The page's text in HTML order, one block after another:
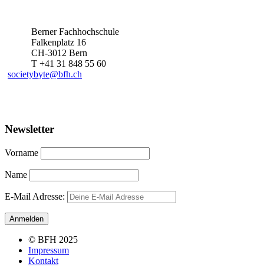
Berner Fachhochschule
Falkenplatz 16
CH-3012 Bern
T +41 31 848 55 60
societybyte@bfh.ch
Newsletter
Vorname
Name
E-Mail Adresse:
© BFH 2025
Impressum
Kontakt